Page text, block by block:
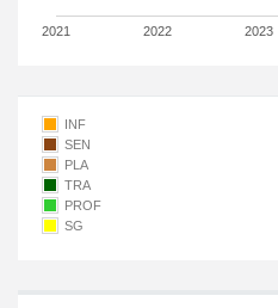
2021 2022 2023
INF
SEN
PLA
TRA
PROF
SG